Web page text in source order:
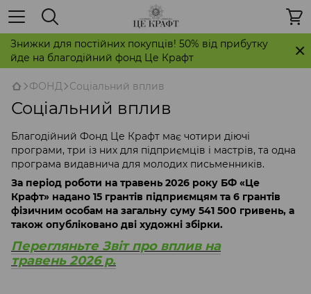
Знижки для постійних покупців! 50% від прибутку
йде на благодійний фонд Це Крафт
ФОНД Соціальний вплив
Соціальний вплив
Благодійний Фонд Це Крафт має чотири діючі
програми, три із них для підприємців і мастрів, та одна
програма видавнича для молодих письменників.
За період роботи на травень 2026 року БФ «Це
Крафт» надано 15 грантів підприємцям та 6 грантів
фізичним особам на загальну суму 541 500 гривень, а
також опубліковано дві художні збірки.
Перегляньте Звіт про вплив на
травень 2026 р.